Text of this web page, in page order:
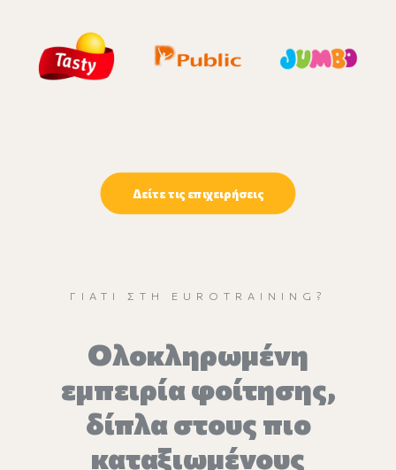
Δείτε τις επιχειρήσεις
ΓΙΑΤΊ ΣΤΗ EUROTRAINING?
Oλοκληρωμένη
εμπειρία φοίτησης,
δίπλα στους πιο
καταξιωμένους